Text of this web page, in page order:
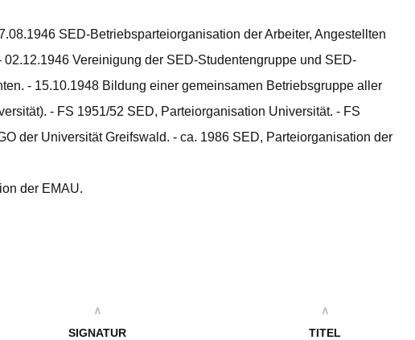
SED-Betriebsparteiorganisation der Arbeiter, Angestellten
Vereinigung der SED-Studentengruppe und SED-
- 15.10.1948 Bildung einer gemeinsamen Betriebsgruppe aller
- FS 1951/52 SED, Parteiorganisation Universität. - FS
der Universität Greifswald. - ca. 1986 SED, Parteiorganisation der
der EMAU.
∧
SIGNATUR
∧
TITEL